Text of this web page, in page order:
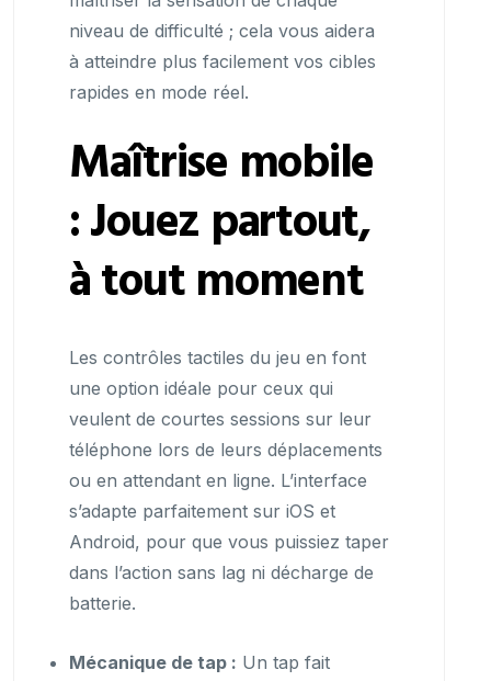
niveau de difficulté ; cela vous aidera
à atteindre plus facilement vos cibles
rapides en mode réel.
Maîtrise mobile
: Jouez partout,
à tout moment
Les contrôles tactiles du jeu en font
une option idéale pour ceux qui
veulent de courtes sessions sur leur
téléphone lors de leurs déplacements
ou en attendant en ligne. L’interface
s’adapte parfaitement sur iOS et
Android, pour que vous puissiez taper
dans l’action sans lag ni décharge de
batterie.
Mécanique de tap : Un tap fait